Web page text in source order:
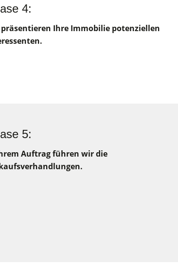
4:
Ihre Immobilie potenziellen
5:
Auftrag führen wir die